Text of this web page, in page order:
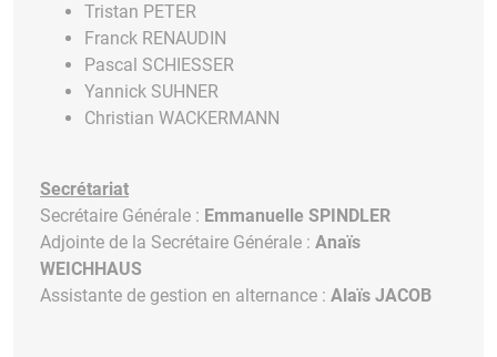
Tristan PETER
Franck RENAUDIN
Pascal SCHIESSER
Yannick SUHNER
Christian WACKERMANN
Secrétariat
Secrétaire Générale : Emmanuelle SPINDLER
Adjointe de la Secrétaire Générale : Anaïs
WEICHHAUS
Assistante de gestion en alternance : Alaïs JACOB